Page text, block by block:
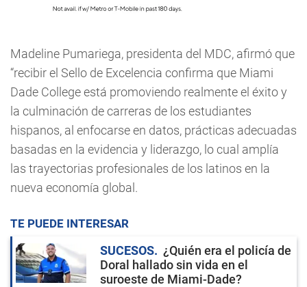
Madeline Pumariega, presidenta del MDC, afirmó que
“recibir el Sello de Excelencia confirma que Miami
Dade College está promoviendo realmente el éxito y
la culminación de carreras de los estudiantes
hispanos, al enfocarse en datos, prácticas adecuadas
basadas en la evidencia y liderazgo, lo cual amplía
las trayectorias profesionales de los latinos en la
nueva economía global.
TE PUEDE INTERESAR
SUCESOS
¿Quién era el policía de
Doral hallado sin vida en el
suroeste de Miami-Dade?